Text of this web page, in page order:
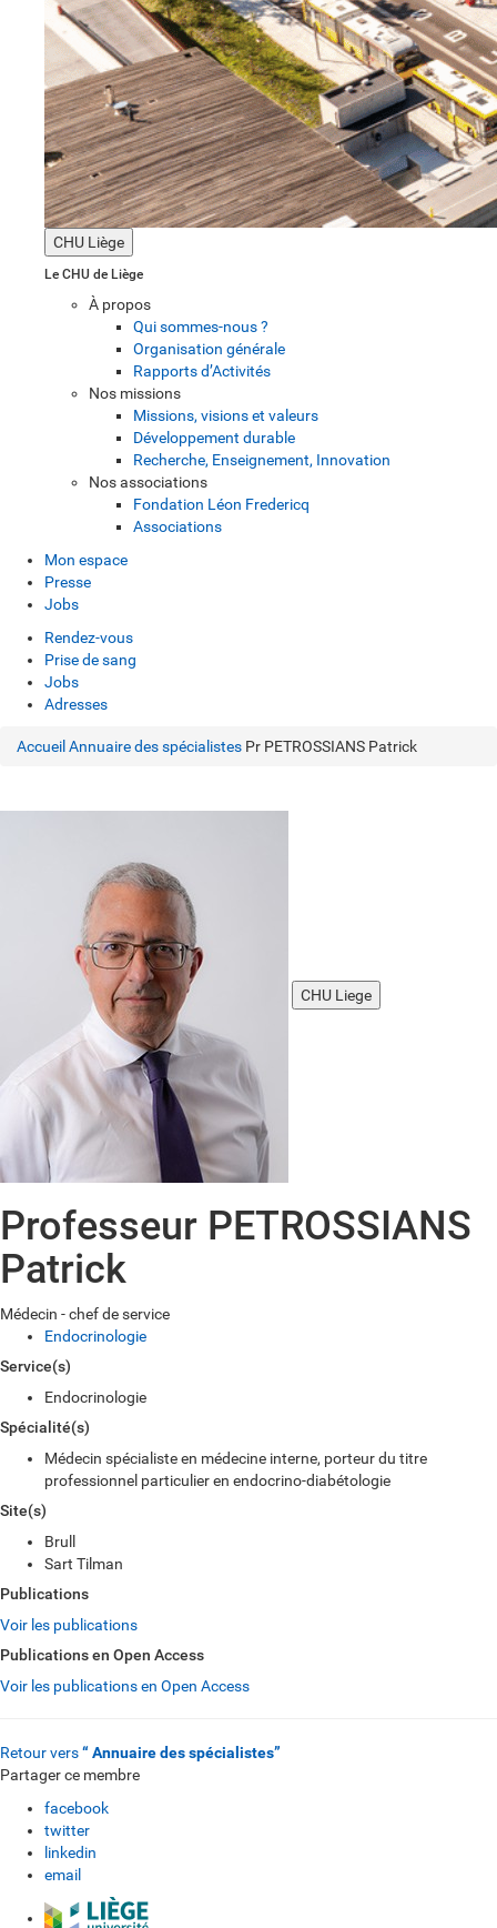
CHU Liège
Le CHU de Liège
À propos
Qui sommes-nous ?
Organisation générale
Rapports d’Activités
Nos missions
Missions, visions et valeurs
Développement durable
Recherche, Enseignement, Innovation
Nos associations
Fondation Léon Fredericq
Associations
Mon espace
Presse
Jobs
Rendez-vous
Prise de sang
Jobs
Adresses
Accueil Annuaire des spécialistes Pr PETROSSIANS Patrick
CHU Liege
Professeur PETROSSIANS
Patrick
Médecin - chef de service
Endocrinologie
Service(s)
Endocrinologie
Spécialité(s)
Médecin spécialiste en médecine interne, porteur du titre
professionnel particulier en endocrino-diabétologie
Site(s)
Brull
Sart Tilman
Publications
Voir les publications
Publications en Open Access
Voir les publications en Open Access
Retour vers“ Annuaire des spécialistes”
Partager ce membre
facebook
twitter
linkedin
email